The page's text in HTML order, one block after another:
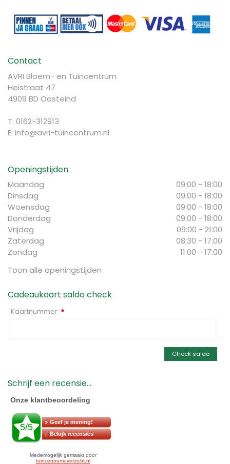
Contact
AVRI Bloem- en Tuincentrum
Heistraat 47
4909 BD Oosteind
T: 0162-312913
E: info@avri-tuincentrum.nl
Openingstijden
Maandag
09:00 - 18:00
Dinsdag
09:00 - 18:00
Woensdag
09:00 - 18:00
Donderdag
09:00 - 18:00
Vrijdag
09:00 - 21:00
Zaterdag
08:30 - 17:00
Zondag
11:00 - 17:00
Toon alle openingstijden
Cadeaukaart saldo check
Kaartnummer: *
Check saldo
Schrijf een recensie...